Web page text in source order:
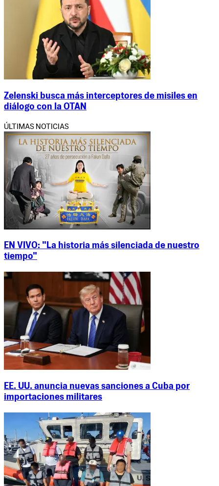
Zelenski busca más interceptores de misiles en
diálogo con la OTAN
ÚLTIMAS NOTICIAS
EN VIVO: "La historia más silenciada de nuestro
tiempo"
EE. UU. anuncia nuevas sanciones a Cuba por
importaciones militares